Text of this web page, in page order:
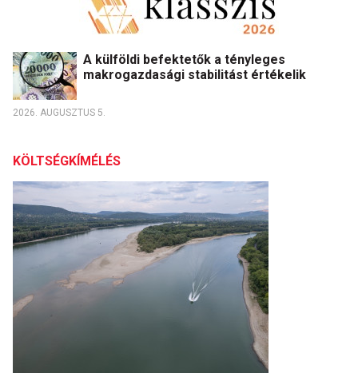
A külföldi befektetők a tényleges
makrogazdasági stabilitást értékelik
2026. AUGUSZTUS 5.
KÖLTSÉGKÍMÉLÉS